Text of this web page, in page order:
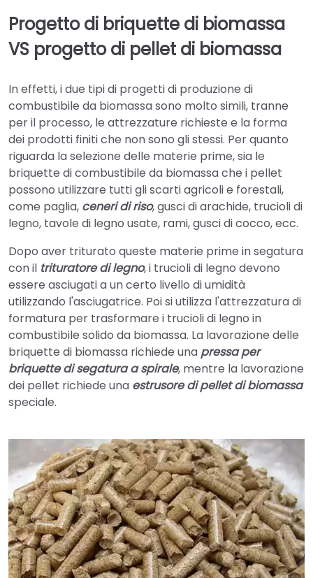
Progetto di briquette di biomassa
VS progetto di pellet di biomassa
In effetti, i due tipi di progetti di produzione di
combustibile da biomassa sono molto simili, tranne
per il processo, le attrezzature richieste e la forma
dei prodotti finiti che non sono gli stessi. Per quanto
riguarda la selezione delle materie prime, sia le
briquette di combustibile da biomassa che i pellet
possono utilizzare tutti gli scarti agricoli e forestali,
come paglia, ceneri di riso, gusci di arachide, trucioli di
legno, tavole di legno usate, rami, gusci di cocco, ecc.
Dopo aver triturato queste materie prime in segatura
con il trituratore di legno, i trucioli di legno devono
essere asciugati a un certo livello di umidità
utilizzando l'asciugatrice. Poi si utilizza l'attrezzatura di
formatura per trasformare i trucioli di legno in
combustibile solido da biomassa. La lavorazione delle
briquette di biomassa richiede una pressa per
briquette di segatura a spirale, mentre la lavorazione
dei pellet richiede una estrusore di pellet di biomassa
speciale.